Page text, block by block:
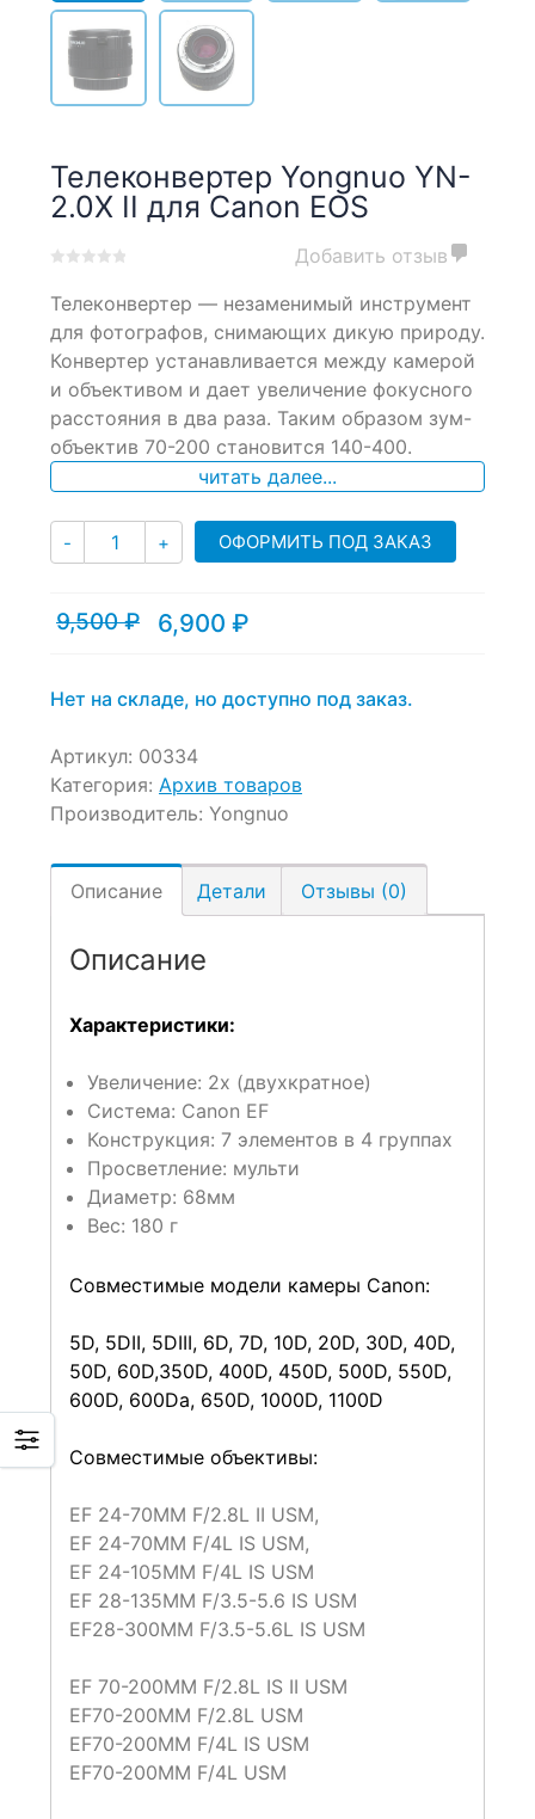
Телеконвертер Yongnuo YN-
2.0X II для Canon EOS
out
based
on
customer
ratings
Добавить отзыв
Телеконвертер — незаменимый инструмент
для фотографов, снимающих дикую природу.
Конвертер устанавливается между камерой
и объективом и дает увеличение фокусного
расстояния в два раза. Таким образом зум-
объектив 70-200 становится 140-400.
читать далее...
- Количество
+ ОФОРМИТЬ ПОД ЗАКАЗ
9,500₽
Первоначальная
9,500 ₽.
6,900 ₽
Текущая
Нет на складе, но доступно под заказ.
Артикул: 00334
Категория: Архив товаров
Производитель: Yongnuo
Описание Детали Отзывы (0)
Описание
Характеристики:
Увеличение: 2x (двухкратное)
Система: Canon EF
Конструкция: 7 элементов в 4 группах
Просветление: мульти
Диаметр: 68мм
Вес: 180 г
Совместимые модели камеры Canon:
5D, 5DII, 5DIII, 6D, 7D, 10D, 20D, 30D, 40D,
50D, 60D,350D, 400D, 450D, 500D, 550D,
600D, 600Da, 650D, 1000D, 1100D
Совместимые объективы:
EF 24-70MM F/2.8L II USM,
EF 24-70MM F/4L IS USM,
EF 24-105MM F/4L IS USM
EF 28-135MM F/3.5-5.6 IS USM
EF28-300MM F/3.5-5.6L IS USM
EF 70-200MM F/2.8L IS II USM
EF70-200MM F/2.8L USM
EF70-200MM F/4L IS USM
EF70-200MM F/4L USM